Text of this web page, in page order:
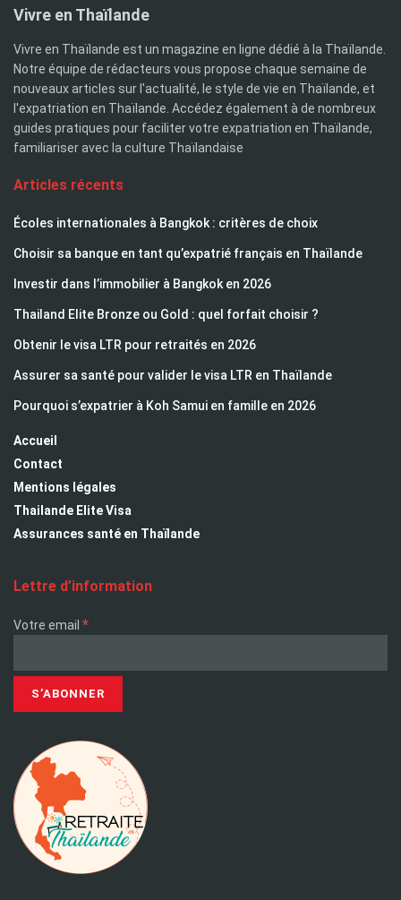
Vivre en Thaïlande
Vivre en Thaïlande est un magazine en ligne dédié à la Thaïlande.
Notre équipe de rédacteurs vous propose chaque semaine de
nouveaux articles sur l'actualité, le style de vie en Thaïlande, et
l'expatriation en Thaïlande. Accédez également à de nombreux
guides pratiques pour faciliter votre expatriation en Thaïlande,
familiariser avec la culture Thaïlandaise
Articles récents
Écoles internationales à Bangkok : critères de choix
Choisir sa banque en tant qu’expatrié français en Thaïlande
Investir dans l’immobilier à Bangkok en 2026
Thailand Elite Bronze ou Gold : quel forfait choisir ?
Obtenir le visa LTR pour retraités en 2026
Assurer sa santé pour valider le visa LTR en Thaïlande
Pourquoi s’expatrier à Koh Samui en famille en 2026
Accueil
Contact
Mentions légales
Thailande Elite Visa
Assurances santé en Thaïlande
Lettre d’information
Votre email *